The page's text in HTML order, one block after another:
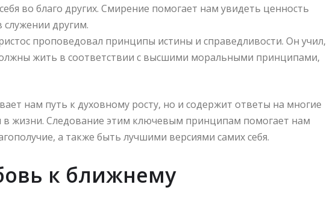
во благо других. Смирение помогает нам увидеть ценность
служении другим.
проповедовал принципы истины и справедливости. Он учил,
жить в соответствии с высшими моральными принципами,
нам путь к духовному росту, но и содержит ответы на многие
в жизни. Следование этим ключевым принципам помогает нам
а также быть лучшими версиями самих себя.
к ближнему